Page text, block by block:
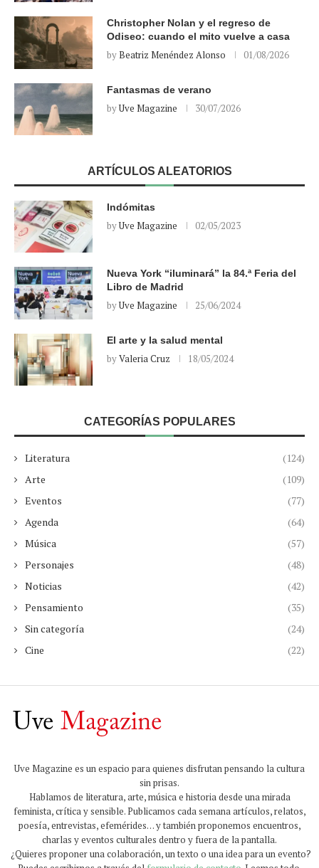
Christopher Nolan y el regreso de
Odiseo: cuando el mito vuelve a casa
byBeatriz Menéndez Alonso 01/08/2026
Fantasmas de verano
byUve Magazine 30/07/2026
ARTÍCULOS ALEATORIOS
Indómitas
byUve Magazine 02/05/2023
Nueva York “iluminará” la 84.ª Feria del
Libro de Madrid
byUve Magazine 25/06/2024
El arte y la salud mental
byValeria Cruz 18/05/2024
CATEGORÍAS POPULARES
Literatura
(124)
Arte
(109)
Eventos
(77)
Agenda
(64)
Música
(57)
Personajes
(48)
Noticias
(42)
Pensamiento
(35)
Sin categoría
(24)
Cine
(22)
Uve Magazine es un espacio para quienes disfrutan pensando la cultura
sin prisas.
Hablamos de literatura, arte, música e historia desde una mirada
feminista, crítica y sensible. Publicamos cada semana artículos, relatos,
poesía, entrevistas, efemérides… y también proponemos encuentros,
charlas y eventos culturales dentro y fuera de la pantalla.
¿Quieres proponer una colaboración, un texto o una idea para un evento?